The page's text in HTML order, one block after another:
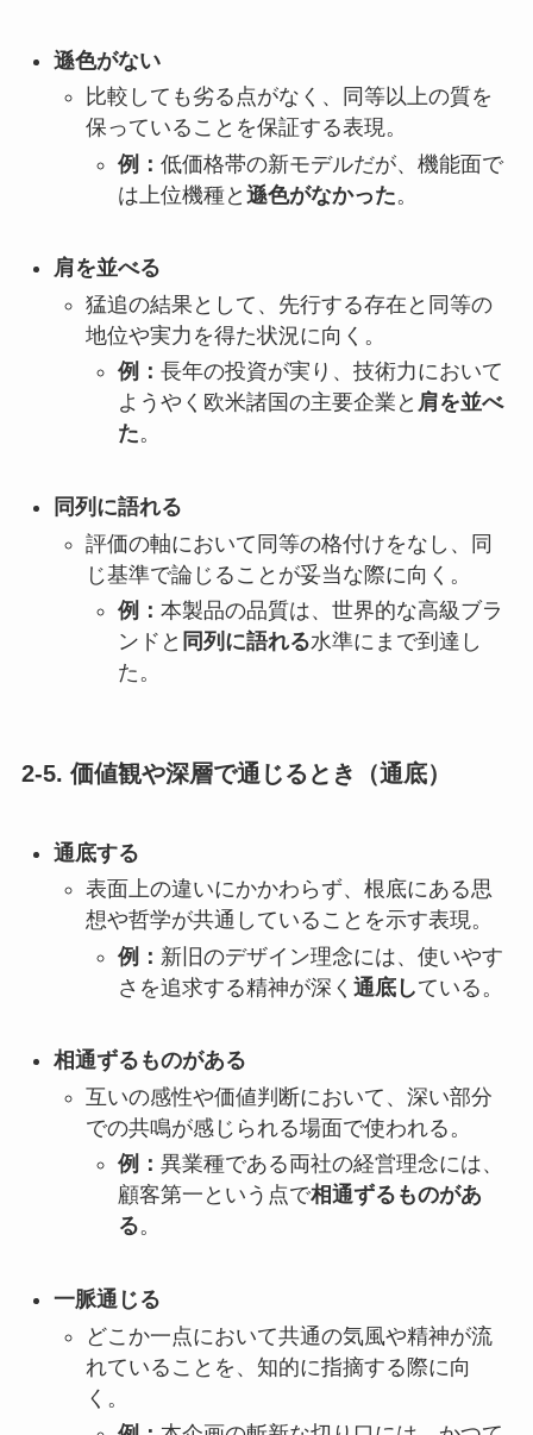
遜色がない
比較しても劣る点がなく、同等以上の質を
保っていることを保証する表現。
例： 低価格帯の新モデルだが、機能面で
は上位機種と 遜色がなかった。
肩を並べる
猛追の結果として、先行する存在と同等の
地位や実力を得た状況に向く。
例： 長年の投資が実り、技術力において
ようやく欧米諸国の主要企業と 肩を並べ
た。
同列に語れる
評価の軸において同等の格付けをなし、同
じ基準で論じることが妥当な際に向く。
例： 本製品の品質は、世界的な高級ブラ
ンドと 同列に語れる水準にまで到達し
た。
2-5. 価値観や深層で通じるとき（通底）
通底する
表面上の違いにかかわらず、根底にある思
想や哲学が共通していることを示す表現。
例： 新旧のデザイン理念には、使いやす
さを追求する精神が深く 通底している。
相通ずるものがある
互いの感性や価値判断において、深い部分
での共鳴が感じられる場面で使われる。
例： 異業種である両社の経営理念には、
顧客第一という点で相通ずるものがあ
る。
一脈通じる
どこか一点において共通の気風や精神が流
れていることを、知的に指摘する際に向
く。